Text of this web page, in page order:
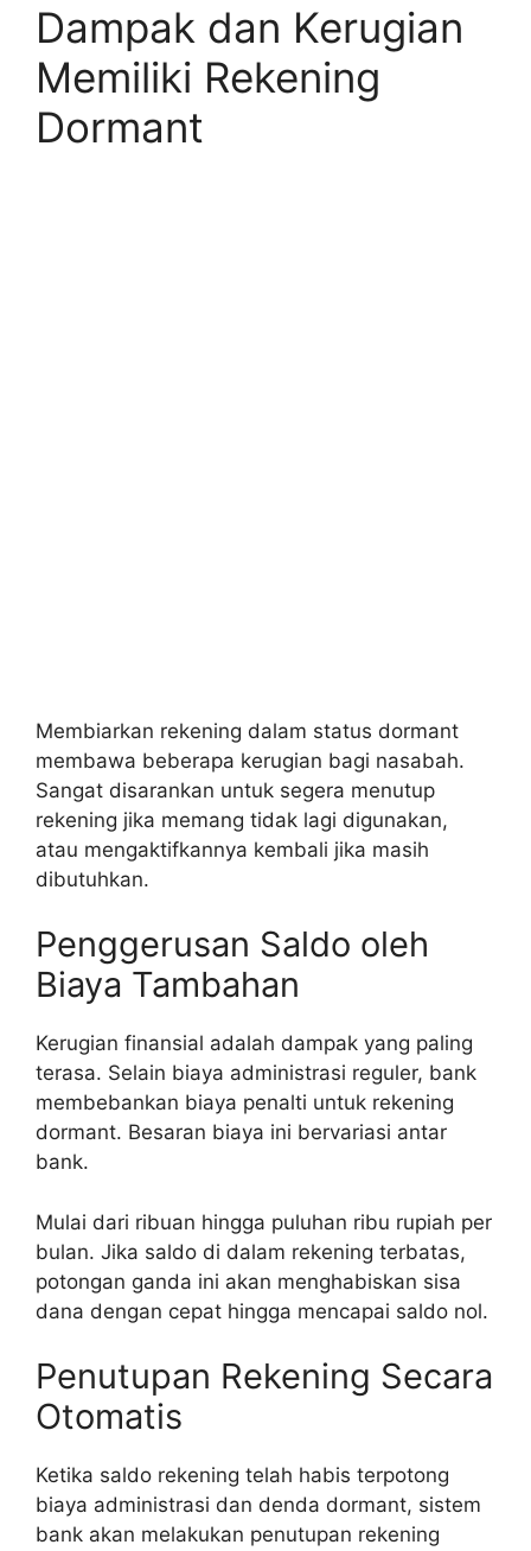
Dampak dan Kerugian
Memiliki Rekening
Dormant
Membiarkan rekening dalam status dormant
membawa beberapa kerugian bagi nasabah.
Sangat disarankan untuk segera menutup
rekening jika memang tidak lagi digunakan,
atau mengaktifkannya kembali jika masih
dibutuhkan.
Penggerusan Saldo oleh
Biaya Tambahan
Kerugian finansial adalah dampak yang paling
terasa. Selain biaya administrasi reguler, bank
membebankan biaya penalti untuk rekening
dormant. Besaran biaya ini bervariasi antar
bank.
Mulai dari ribuan hingga puluhan ribu rupiah per
bulan. Jika saldo di dalam rekening terbatas,
potongan ganda ini akan menghabiskan sisa
dana dengan cepat hingga mencapai saldo nol.
Penutupan Rekening Secara
Otomatis
Ketika saldo rekening telah habis terpotong
biaya administrasi dan denda dormant, sistem
bank akan melakukan penutupan rekening